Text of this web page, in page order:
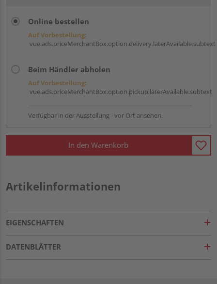
Online bestellen
Auf Vorbestellung:
vue.ads.priceMerchantBox.option.delivery.laterAvailable.subtext
Beim Händler abholen
Auf Vorbestellung:
vue.ads.priceMerchantBox.option.pickup.laterAvailable.subtext
Verfügbar in der Ausstellung - vor Ort ansehen.
In den Warenkorb
Artikelinformationen
EIGENSCHAFTEN
DATENBLÄTTER